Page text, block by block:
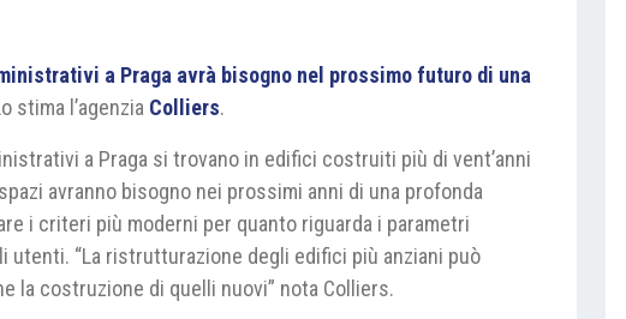
a Praga avrà bisogno nel prossimo futuro di una
stima l’agenzia Colliers.
a Praga si trovano in edifici costruiti più di vent’anni
avranno bisogno nei prossimi anni di una profonda
i criteri più moderni per quanto riguarda i parametri
utenti. “La ristrutturazione degli edifici più anziani può
la costruzione di quelli nuovi” nota Colliers.